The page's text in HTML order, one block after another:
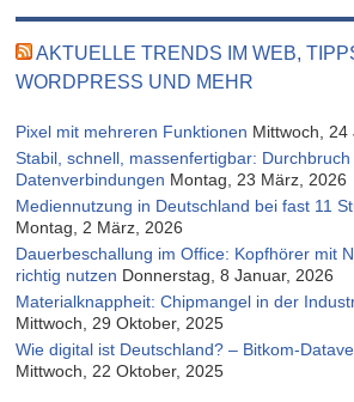
AKTUELLE TRENDS IM WEB,
WORDPRESS UND MEHR
Pixel mit mehreren Funktionen Mittwoch, 24
Stabil, schnell, massenfertigbar:
Datenverbindungen Montag, 23 März, 2026
Mediennutzung in Deutschland bei fast 11
Montag, 2 März, 2026
Dauerbeschallung im Office: Kopfhörer mit
richtig nutzen Donnerstag, 8 Januar, 2026
Materialknappheit: Chipmangel in der
Mittwoch, 29 Oktober, 2025
Wie digital ist Deutschland? – Bitkom-
Mittwoch, 22 Oktober, 2025